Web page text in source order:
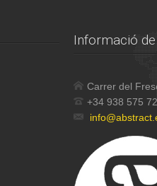
Informació
Carrer del
+34 938 575